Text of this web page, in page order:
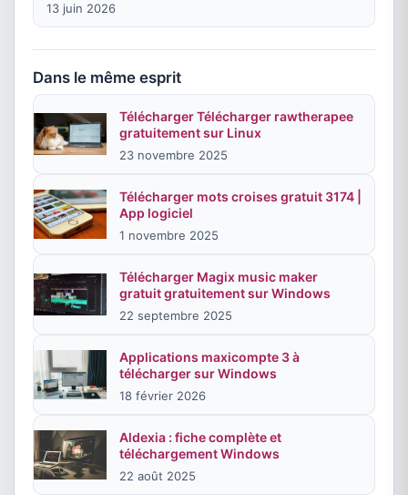
13 juin 2026
Dans le même esprit
Télécharger Télécharger rawtherapee
gratuitement sur Linux
23 novembre 2025
Télécharger mots croises gratuit 3174 |
App logiciel
1 novembre 2025
Télécharger Magix music maker
gratuit gratuitement sur Windows
22 septembre 2025
Applications maxicompte 3 à
télécharger sur Windows
18 février 2026
Aldexia : fiche complète et
téléchargement Windows
22 août 2025